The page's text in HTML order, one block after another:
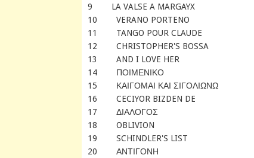
9 LA VALSE A MARGAYX
10 VERANO PORTENO
11 TANGO POUR CLAUDE
12 CHRISTOPHER'S BOSSA
13 AND I LOVE HER
14 ΠΟΙΜΕΝΙΚΟ
15 ΚΑΙΓΟΜΑΙ ΚΑΙ ΣΙΓΟΛΙΩΝΩ
16 CECIYOR BIZDEN DE
17 ΔΙΑΛΟΓΟΣ
18 OBLIVION
19 SCHINDLER'S LIST
20 ΑΝΤΙΓΟΝΗ